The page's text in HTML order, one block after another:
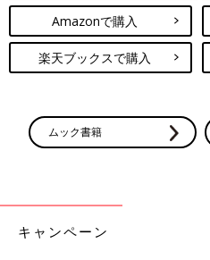
Amazonで購入
楽天ブックスで購入
ムック書籍
キャンペーン